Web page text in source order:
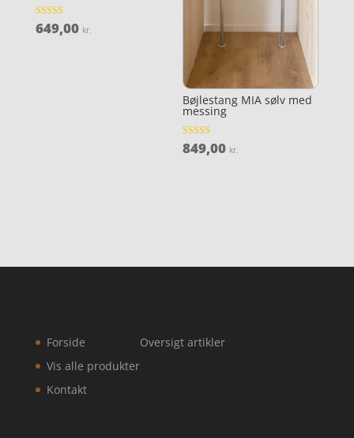
Vurderet
4.8
649,00 kr.
Bøjlestang MIA sølv med
messing
Vurderet
3.6
849,00 kr.
Forside
Vis alle produkter
Kontakt
Oversigt artikler